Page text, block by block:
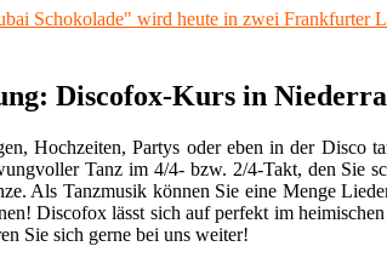
Schokolade" wird heute in zwei Frankfurter
Discofox-Kurs in
Hochzeiten, Partys oder eben in der Disco
Tanz im 4/4- bzw. 2/4-Takt, den Sie
Als Tanzmusik können Sie eine Menge
Discofox lässt sich auf perfekt im
Sie sich gerne bei uns weiter!